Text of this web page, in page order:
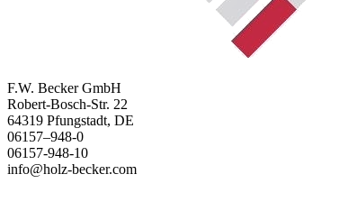
F.W. Becker GmbH
Robert-Bosch-Str. 22
64319 Pfungstadt, DE
06157–948-0
06157-948-10
info@holz-becker.com